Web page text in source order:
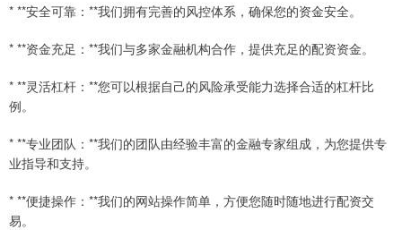
* **安全可靠：**我们拥有完善的风控体系，确保您的资金安全。
* **资金充足：**我们与多家金融机构合作，提供充足的配资资金。
* **灵活杠杆：**您可以根据自己的风险承受能力选择合适的杠杆比
例。
* **专业团队：**我们的团队由经验丰富的金融专家组成，为您提供专
业指导和支持。
* **便捷操作：**我们的网站操作简单，方便您随时随地进行配资交
易。